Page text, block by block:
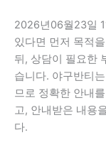
2026년06월23일
있다면 먼저 목적
뒤, 상담이 필요한
습니다. 야구반티
므로 정확한 안내
고, 안내받은 내용
다.